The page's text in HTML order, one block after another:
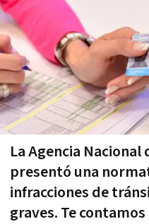
La Agencia Nacional
presentó una
infracciones de
graves. Te